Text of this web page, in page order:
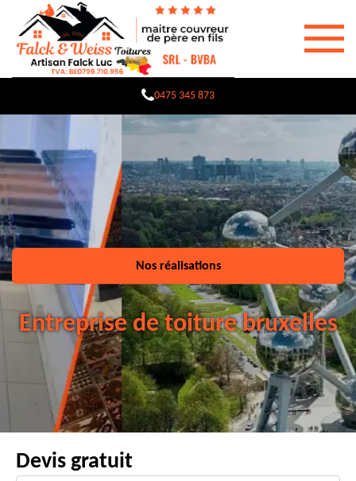
0475 345 873
Nos réalisations
Entreprise de toiture bruxelles
Devis gratuit